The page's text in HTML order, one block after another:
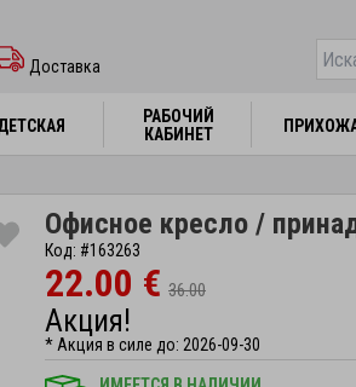
Доставка
РАБОЧИЙ
КАБИНЕТ
РАБОЧИЙ
КАБИНЕТ
Офисное кресло /
Код: #163263
22.00 € 36.00
Акция!
* Акция в силе до: 2026-09-30